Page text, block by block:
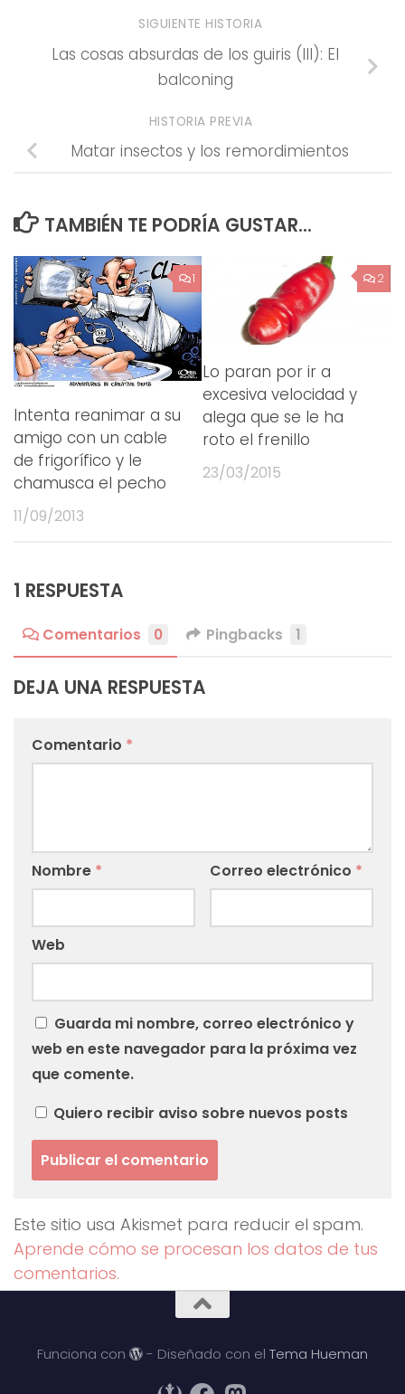
SIGUIENTE HISTORIA
Las cosas absurdas de los guiris (III): El
balconing
HISTORIA PREVIA
Matar insectos y los remordimientos
TAMBIÉN TE PODRÍA GUSTAR...
1
Intenta reanimar a su
amigo con un cable
de frigorífico y le
chamusca el pecho
11/09/2013
2
Lo paran por ir a
excesiva velocidad y
alega que se le ha
roto el frenillo
23/03/2015
1 RESPUESTA
Comentarios 0 Pingbacks 1
DEJA UNA RESPUESTA
Comentario *
Nombre * Correo electrónico *
Web
Guarda mi nombre, correo electrónico y
web en este navegador para la próxima vez
que comente.
Quiero recibir aviso sobre nuevos posts
Este sitio usa Akismet para reducir el spam.
Aprende cómo se procesan los datos de tus
comentarios.
Funciona con - Diseñado con el Tema Hueman